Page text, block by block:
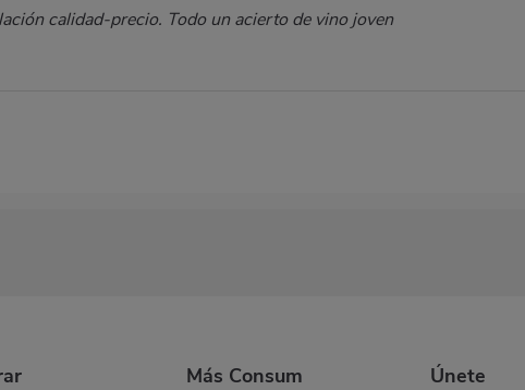
calidad-precio. Todo un acierto de vino joven
Más Consum Únete